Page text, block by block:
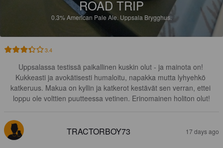
ROAD TRIP
0.3%American Pale Ale. Uppsala Brygghus.
3.4
Uppsalassa testissä paikallinen kuskin olut - ja mainota on!
Kukkeasti ja avokätisesti humaloitu, napakka mutta lyhyehkö
katkeruus. Makua on kyllin ja katkerot kestävät sen verran, ettei
loppu ole volttien puutteessa vetinen. Erinomainen holiton olut!
TRACTORBOY73 17 days ago